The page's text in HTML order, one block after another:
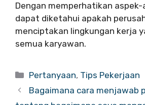
Dengan memperhatikan
dapat diketahui apakah
menciptakan lingkungan kerja
semua karyawan.
Categories
Pertanyaan, Tips Pekerjaan
Bagaimana cara menjawab